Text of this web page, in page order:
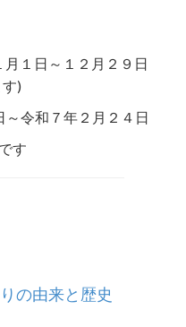
月１日～１２月２９日
)
～令和７年２月２４日
です
の由来と歴史